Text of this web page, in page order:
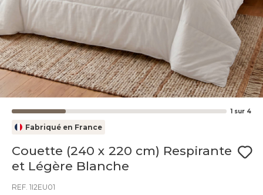
1 sur 4
Fabriqué en France
Couette (240 x 220 cm) Respirante
et Légère Blanche
REF. 1I2EU01